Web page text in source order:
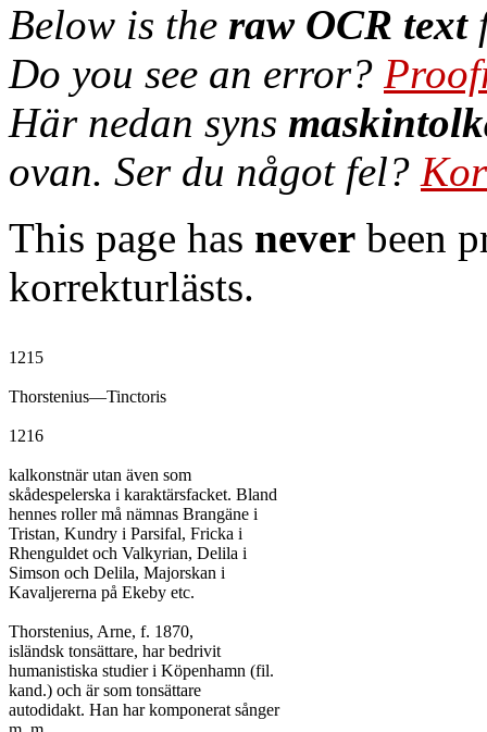
Below is the raw OCR text
Do you see an error?
Här nedan syns
ovan. Ser du något fel?
This page has never been
korrekturlästs.
1215
Thorstenius—Tinctoris
1216
kalkonstnär utan även som
skådespelerska i karaktärsfacket. Bland
hennes roller må nämnas Brangäne i
Tristan, Kundry i Parsifal, Fricka i
Rhenguldet och Valkyrian, Delila i
Simson och Delila, Majorskan i
Kavaljererna på Ekeby etc.
Thorstenius, Arne, f. 1870,
isländsk tonsättare, har bedrivit
humanistiska studier i Köpenhamn (fil.
kand.) och är som tonsättare
autodidakt. Han har komponerat sånger